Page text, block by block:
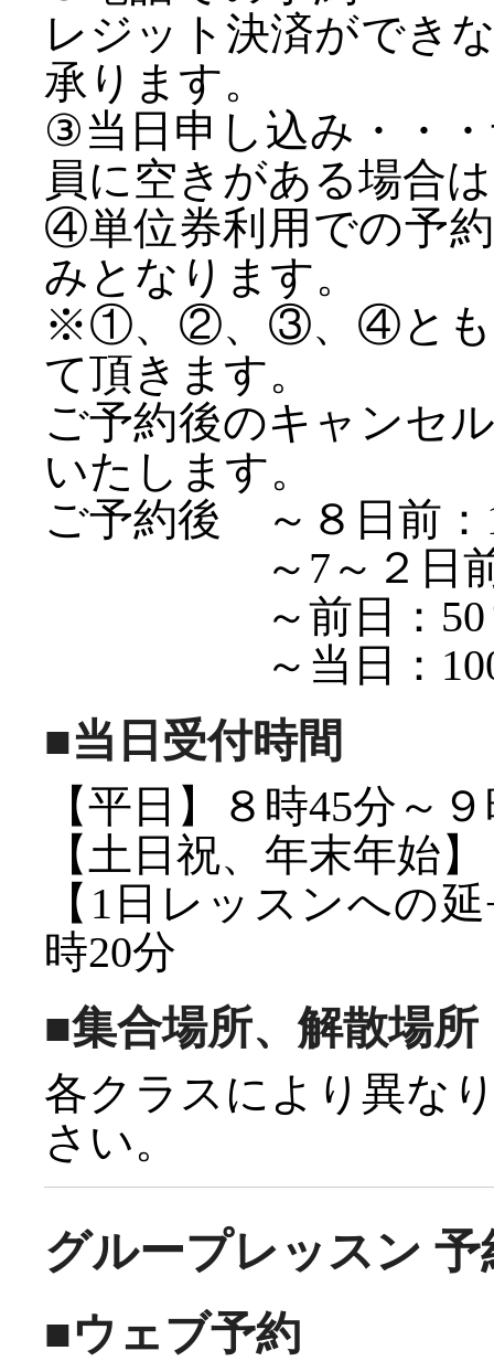
レジット決済ができ
承ります。
③当日申し込み・・
員に空きがある場合
④単位券利用での予
みとなります。
※①、②、③、④とも
て頂きます。
ご予約後のキャンセ
いたします。
ご予約後 ～８日前：
～7～２日前
～前日：50
～当日：100
■当日受付時間
【平日】８時45分～
【土日祝、年末年始
【1日レッスンへの
時20分
■集合場所、解散場所
各クラスにより異な
さい。
グループレッスン
■ウェブ予約